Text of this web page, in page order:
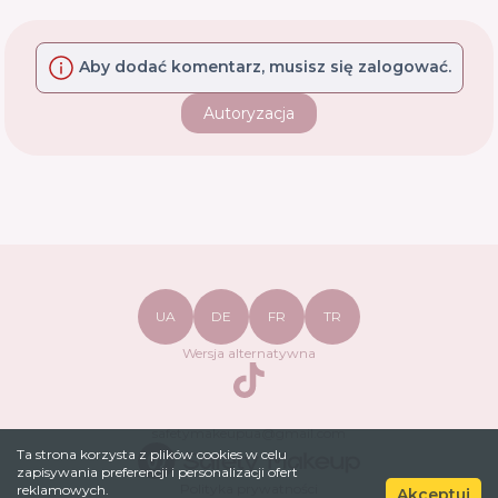
Ta strona korzysta z plików cookies w celu
zapisywania preferencji i personalizacji ofert
reklamowych.
Aby dodać komentarz, musisz się zalogować.
Autoryzacja
UA DE FR TR
Wersja alternatywna
TikTok
safetymakeupua@gmail.com